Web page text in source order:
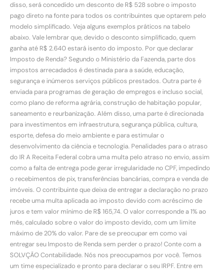
disso, será concedido um desconto de R$ 528 sobre o imposto
pago direto na fonte para todos os contribuintes que optarem pelo
modelo simplificado. Veja alguns exemplos práticos na tabelo
abaixo. Vale lembrar que, devido o desconto simplificado, quem
ganha até R$ 2.640 estará isento do imposto. Por que declarar
Imposto de Renda? Segundo o Ministério da Fazenda, parte dos
impostos arrecadados é destinada para a saúde, educação,
segurança e inúmeros serviços públicos prestados. Outra parte é
enviada para programas de geração de empregos e incluso social,
como plano de reforma agrária, construção de habitação popular,
saneamento e reurbanização. Além disso, uma parte é direcionada
para investimentos em infraestrutura, segurança pública, cultura,
esporte, defesa do meio ambiente e para estimular o
desenvolvimento da ciência e tecnologia. Penalidades para o atraso
do IR A Receita Federal cobra uma multa pelo atraso no envio, assim
como a falta de entrega pode gerar irregularidade no CPF, impedindo
o recebimentos de pix, transferências bancárias, compra e venda de
imóveis. O contribuinte que deixa de entregar a declaração no prazo
recebe uma multa aplicada ao imposto devido com acréscimo de
juros e tem valor mínimo de R$ 165,74. O valor corresponde a 1% ao
mês, calculado sobre o valor do imposto devido, com um limite
máximo de 20% do valor. Pare de se preocupar em como vai
entregar seu Imposto de Renda sem perder o prazo! Conte com a
SOLVÇÃO Contabilidade. Nós nos preocupamos por você. Temos
um time especializado e pronto para declarar o seu IRPF. Entre em